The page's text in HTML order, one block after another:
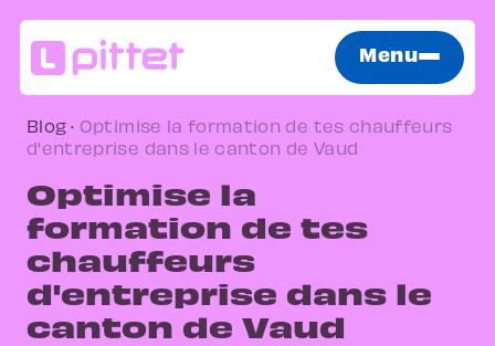
Menu
Blog · Optimise la formation de tes chauffeurs
d'entreprise dans le canton de Vaud
Optimise la
formation de tes
chauffeurs
d'entreprise dans le
canton de Vaud